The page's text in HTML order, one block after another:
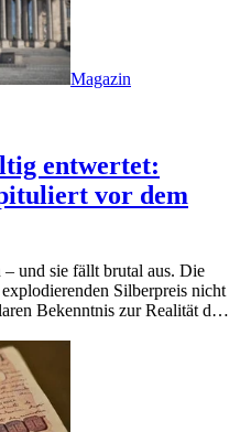
Magazin
entwertet:
vor dem
und sie fällt brutal aus. Die
Silberpreis nicht
Bekenntnis zur Realität d…